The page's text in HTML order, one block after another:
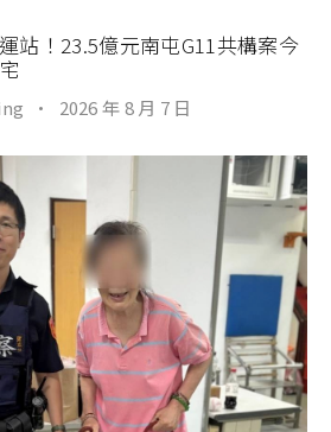
站！23.5億元南屯G11共構案今
· 2026 年 8 月 7 日